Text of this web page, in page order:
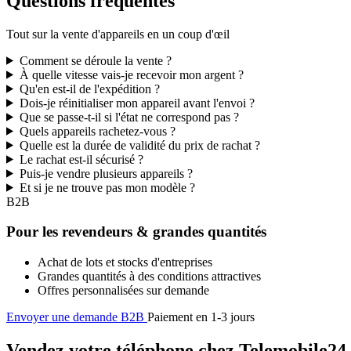
Tout sur la vente d'appareils en un coup d'œil
Comment se déroule la vente ?
À quelle vitesse vais-je recevoir mon argent ?
Qu'en est-il de l'expédition ?
Dois-je réinitialiser mon appareil avant l'envoi ?
Que se passe-t-il si l'état ne correspond pas ?
Quels appareils rachetez-vous ?
Quelle est la durée de validité du prix de rachat ?
Le rachat est-il sécurisé ?
Puis-je vendre plusieurs appareils ?
Et si je ne trouve pas mon modèle ?
B2B
Pour les revendeurs & grandes quantités
Achat de lots et stocks d'entreprises
Grandes quantités à des conditions attractives
Offres personnalisées sur demande
Envoyer une demande B2B Paiement en 1-3 jours